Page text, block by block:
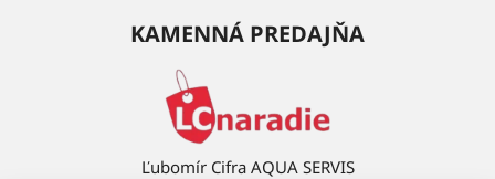
KAMENNÁ PREDAJŇA
Ľubomír Cifra AQUA SERVIS